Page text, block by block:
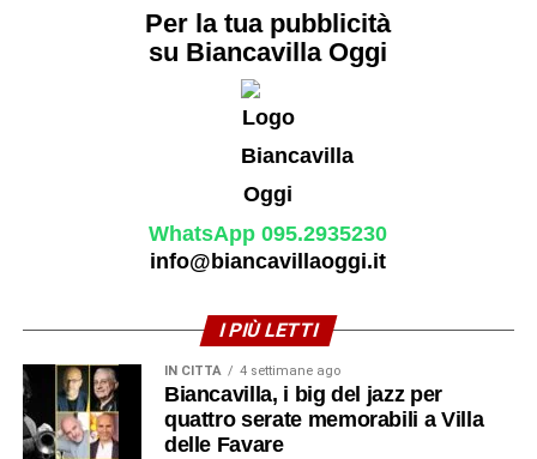
Per la tua pubblicità
su Biancavilla Oggi
WhatsApp 095.2935230
info@biancavillaoggi.it
I PIÙ LETTI
IN CITTÀ 4 settimane ago
Biancavilla, i big del jazz per
quattro serate memorabili a Villa
delle Favare